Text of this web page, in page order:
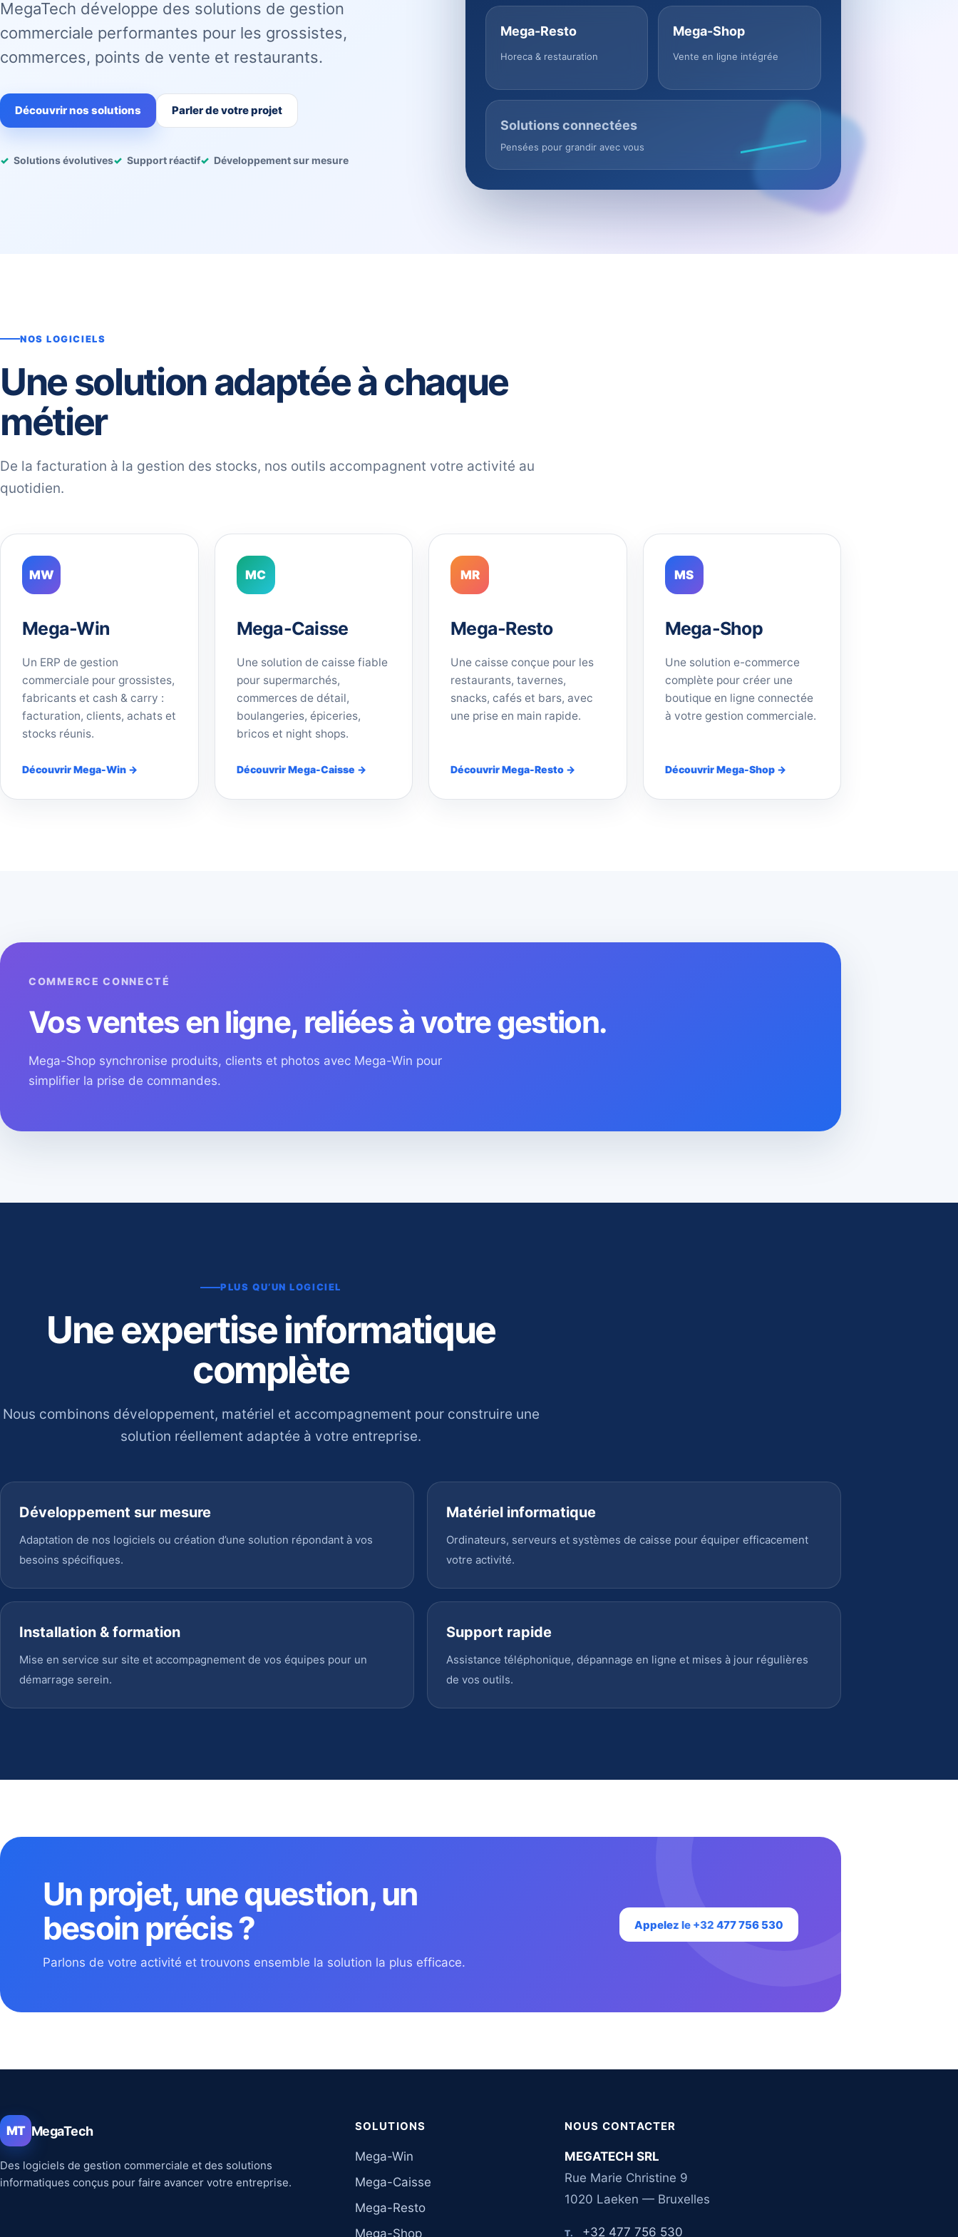
MegaTech développe des solutions de gestion
commerciale performantes pour les grossistes,
commerces, points de vente et restaurants.
Découvrir nos solutions Parler de votre projet
Solutions évolutives Support réactif Développement sur mesure
Mega-Resto
Horeca & restauration
Mega-Shop
Vente en ligne intégrée
Solutions connectées
Pensées pour grandir avec vous
NOS LOGICIELS
Une solution adaptée à chaque
métier
De la facturation à la gestion des stocks, nos outils accompagnent votre activité au
quotidien.
MW
Mega-Win
Un ERP de gestion
commerciale pour grossistes,
fabricants et cash & carry :
facturation, clients, achats et
stocks réunis.
Découvrir Mega-Win →
MC
Mega-Caisse
Une solution de caisse fiable
pour supermarchés,
commerces de détail,
boulangeries, épiceries,
bricos et night shops.
Découvrir Mega-Caisse →
MR
Mega-Resto
Une caisse conçue pour les
restaurants, tavernes,
snacks, cafés et bars, avec
une prise en main rapide.
Découvrir Mega-Resto →
MS
Mega-Shop
Une solution e-commerce
complète pour créer une
boutique en ligne connectée
à votre gestion commerciale.
Découvrir Mega-Shop →
COMMERCE CONNECTÉ
Vos ventes en ligne, reliées à votre gestion.
Mega-Shop synchronise produits, clients et photos avec Mega-Win pour
simplifier la prise de commandes.
PLUS QU’UN LOGICIEL
Une expertise informatique
complète
Nous combinons développement, matériel et accompagnement pour construire une
solution réellement adaptée à votre entreprise.
Développement sur mesure
Adaptation de nos logiciels ou création d’une solution répondant à vos
besoins spécifiques.
Matériel informatique
Ordinateurs, serveurs et systèmes de caisse pour équiper efficacement
votre activité.
Installation & formation
Mise en service sur site et accompagnement de vos équipes pour un
démarrage serein.
Support rapide
Assistance téléphonique, dépannage en ligne et mises à jour régulières
de vos outils.
Un projet, une question, un
besoin précis ?
Parlons de votre activité et trouvons ensemble la solution la plus efficace.
Appelez le +32 477 756 530
MT MegaTech
Des logiciels de gestion commerciale et des solutions
informatiques conçus pour faire avancer votre entreprise.
SOLUTIONS
Mega-Win
Mega-Caisse
Mega-Resto
Mega-Shop
NOUS CONTACTER
MEGATECH SRL
Rue Marie Christine 9
1020 Laeken — Bruxelles
T. +32 477 756 530